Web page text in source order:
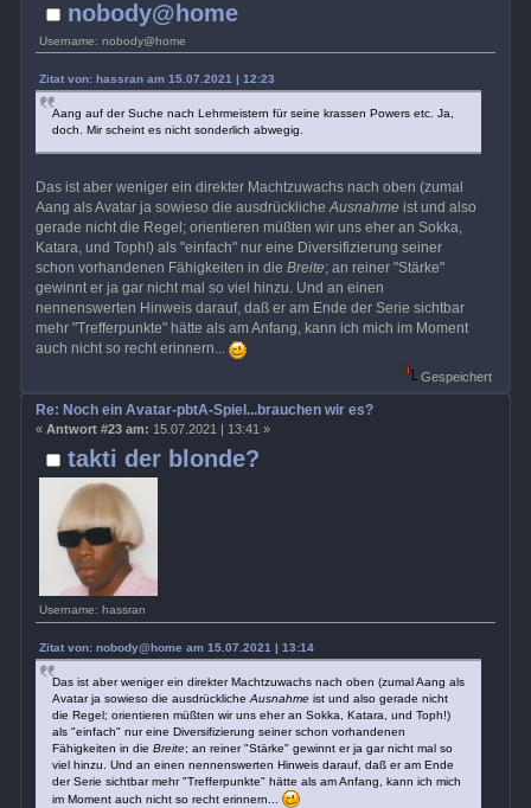
nobody@home
Username: nobody@home
Zitat von: hassran am 15.07.2021 | 12:23
Aang auf der Suche nach Lehrmeistern für seine krassen Powers etc. Ja,
doch. Mir scheint es nicht sonderlich abwegig.
Das ist aber weniger ein direkter Machtzuwachs nach oben (zumal
Aang als Avatar ja sowieso die ausdrückliche Ausnahmeist und also
gerade nicht die Regel; orientieren müßten wir uns eher an Sokka,
Katara, und Toph!) als "einfach" nur eine Diversifizierung seiner
schon vorhandenen Fähigkeiten in die Breite; an reiner "Stärke"
gewinnt er ja gar nicht mal so viel hinzu. Und an einen
nennenswerten Hinweis darauf, daß er am Ende der Serie sichtbar
mehr "Trefferpunkte" hätte als am Anfang, kann ich mich im Moment
auch nicht so recht erinnern...
Gespeichert
takti der blonde?
Username: hassran
Re: Noch ein Avatar-pbtA-Spiel...brauchen wir es?
« Antwort #23 am: 15.07.2021 | 13:41 »
Zitat von: nobody@home am 15.07.2021 | 13:14
Das ist aber weniger ein direkter Machtzuwachs nach oben (zumal Aang als
Avatar ja sowieso die ausdrückliche Ausnahmeist und also gerade nicht
die Regel; orientieren müßten wir uns eher an Sokka, Katara, und Toph!)
als "einfach" nur eine Diversifizierung seiner schon vorhandenen
Fähigkeiten in die Breite; an reiner "Stärke" gewinnt er ja gar nicht mal so
viel hinzu. Und an einen nennenswerten Hinweis darauf, daß er am Ende
der Serie sichtbar mehr "Trefferpunkte" hätte als am Anfang, kann ich mich
im Moment auch nicht so recht erinnern...